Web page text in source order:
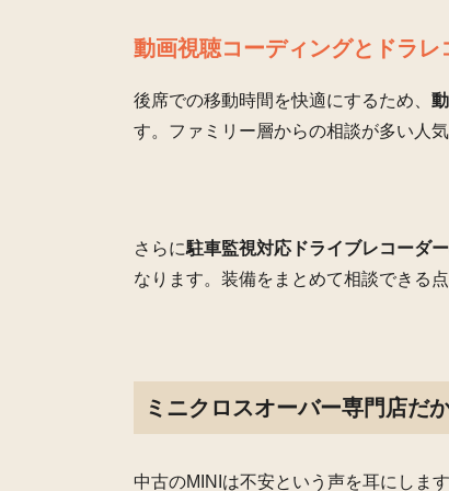
動画視聴コーディングとドラレ
後席での移動時間を快適にするため、
す。ファミリー層からの相談が多い人気
さらに駐車監視対応ドライブレコーダー
なります。装備をまとめて相談できる
ミニクロスオーバー専門店だ
中古のMINIは不安という声を耳にしま